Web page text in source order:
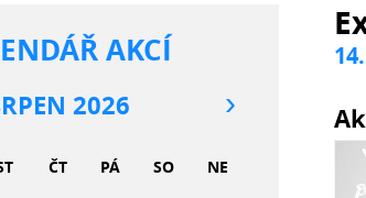
AKCÍ
2026
ČT PÁ SO NE